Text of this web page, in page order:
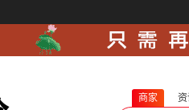
商家